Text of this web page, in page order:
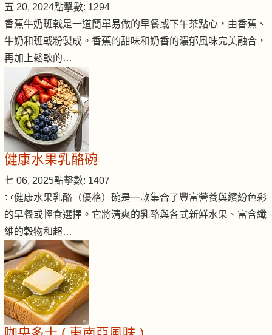
五 20, 2024點擊數: 1294
香蕉牛奶班戟是一道簡單易做的早餐或下午茶點心，由香蕉、
牛奶和班戟粉製成。香蕉的甜味和奶香的濃郁風味完美融合，
再加上鬆軟的…
健康水果乳酪碗
七 06, 2025點擊數: 1407
📜健康水果乳酪（優格）碗是一款集合了豐富營養與繽紛色彩
的早餐或輕食選擇。它將清爽的乳酪與各式新鮮水果、富含纖
維的穀物和超…